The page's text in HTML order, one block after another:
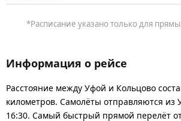
*Расписание указано только для
Информация о рейсе
Расстояние между Уфой и Кольцово
километров. Самолёты отправляются из
16:30. Самый быстрый прямой перелёт